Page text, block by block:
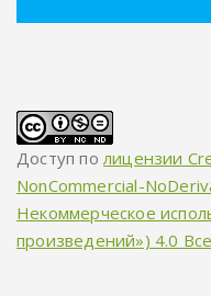
Доступ полицензии
NonCommercial-
Некоммерческое
произведений») 4.0